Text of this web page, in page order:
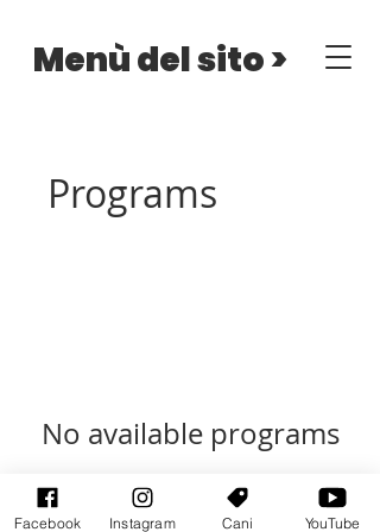
Menù del sito >
Programs
No available programs
Facebook Instagram Cani YouTube